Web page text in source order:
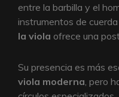
entre la barbilla y el
instrumentos de
la viola ofrece una
Su presencia es más
viola moderna, pero